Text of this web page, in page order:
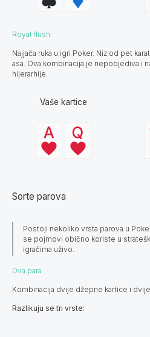
Royal flush
Najjača ruka u igri Poker. Niz od pet
asa. Ova kombinacija je nepobjediva i
hijerarhije.
Vaše kartice
Sorte parova
Postoji nekoliko vrsta parova u
se pojmovi obično koriste u
igračima uživo.
Dva para
Kombinacija dvije džepne kartice i
Razlikuju se tri vrste: